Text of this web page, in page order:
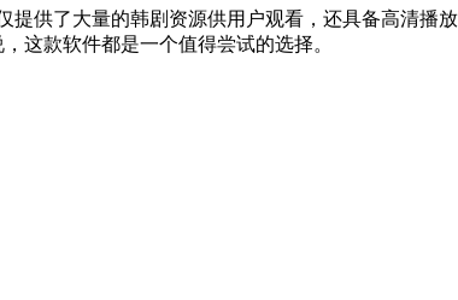
提供了大量的韩剧资源供用户观看，还具备高清播
这款软件都是一个值得尝试的选择。